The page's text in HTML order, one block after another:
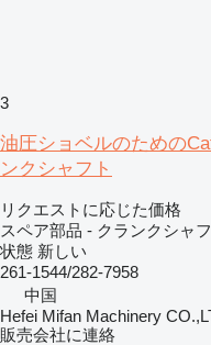
3
油圧ショベルのための
ンクシャフト
リクエストに応じた価格
スペア部品 - クランクシャ
状態 新しい
261-1544/282-7958
中国
Hefei Mifan Machinery
販売会社に連絡